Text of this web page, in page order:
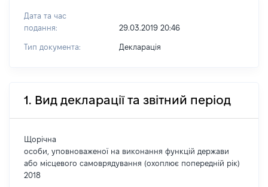
Дата та час
подання:
29.03.2019 20:46
Тип документа: Декларація
1. Вид декларації та звітний період
Щорічна
особи, уповноваженої на виконання функцій держави
або місцевого самоврядування (охоплює попередній рік)
2018